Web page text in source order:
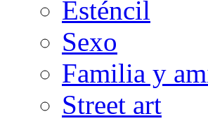
Esténcil
Sexo
Familia y
Street art